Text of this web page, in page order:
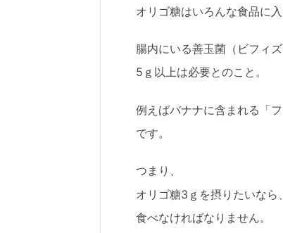
オリゴ糖はいろんな食品に
腸内にいる善玉菌（ビフィ
5ｇ以上は必要とのこと。
例えばバナナに含まれる「
です。
つまり、
オリゴ糖3ｇを摂りたいなら
食べなければなりません。